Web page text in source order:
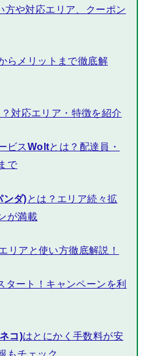
方や対応エリア、クーポン
らメリットまで徹底解
対応エリア・特徴を紹介
ビスWoltとは？配達員・
で
ダ) とは？エリア続々拡
が満載
リアと使い方徹底解説！
タート！キャンペーンを利
コ)はとにかく手数料が安
もチェック